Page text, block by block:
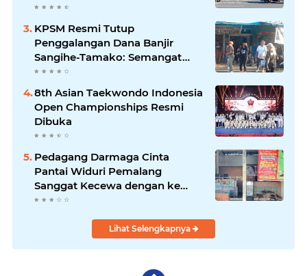
Semangat Tinggi, Dihadiri
Banyak Seniman Ibu Kota
KPSM Resmi Tutup
Penggalangan Dana Banjir
Sangihe-Tamako: Semangat
Kebersamaan & Solidaritas
Tetap Terjaga
8th Asian Taekwondo Indonesia
Open Championships Resmi
Dibuka
Pedagang Darmaga Cinta
Pantai Widuri Pemalang
Sanggat Kecewa dengan ke
Pengurusan Dinas pariwisata
Lihat Selengkapnya